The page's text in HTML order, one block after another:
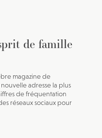
de famille
magazine de
adresse la plus
de fréquentation
réseaux sociaux pour